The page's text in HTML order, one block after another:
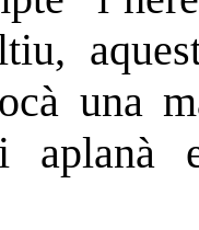
una
li